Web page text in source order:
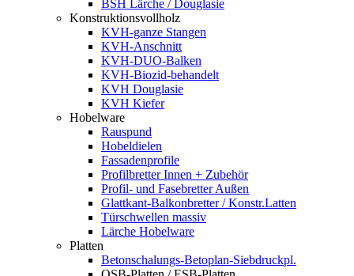
BSH Lärche / Douglasie
Konstruktionsvollholz
KVH-ganze Stangen
KVH-Anschnitt
KVH-DUO-Balken
KVH-Biozid-behandelt
KVH Douglasie
KVH Kiefer
Hobelware
Rauspund
Hobeldielen
Fassadenprofile
Profilbretter Innen + Zubehör
Profil- und Fasebretter Außen
Glattkant-Balkonbretter / Konstr.Latten
Türschwellen massiv
Lärche Hobelware
Platten
Betonschalungs-Betoplan-Siebdruckpl.